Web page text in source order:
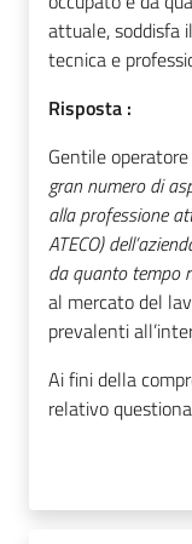
attuale, soddisfa
tecnica e
Risposta :
Gentile
gran numero di
alla professione
ATECO)
da quanto tempo
al mercato del
prevalenti
Ai fini della
relativo